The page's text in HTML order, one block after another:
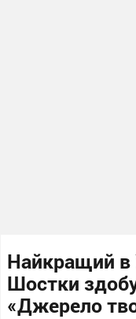
Найкращий в
Шостки
«Джерело